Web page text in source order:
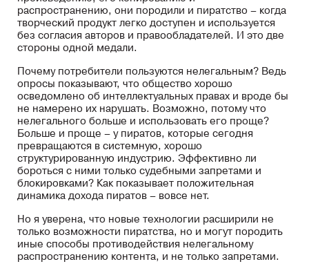
распространению, они породили и пиратство – когда
творческий продукт легко доступен и используется
без согласия авторов и правообладателей. И это две
стороны одной медали.
Почему потребители пользуются нелегальным? Ведь
опросы показывают, что общество хорошо
осведомлено об интеллектуальных правах и вроде бы
не намерено их нарушать. Возможно, потому что
нелегального больше и использовать его проще?
Больше и проще – у пиратов, которые сегодня
превращаются в системную, хорошо
структурированную индустрию. Эффективно ли
бороться с ними только судебными запретами и
блокировками? Как показывает положительная
динамика дохода пиратов – вовсе нет.
Но я уверена, что новые технологии расширили не
только возможности пиратства, но и могут породить
иные способы противодействия нелегальному
распространению контента, и не только запретами.